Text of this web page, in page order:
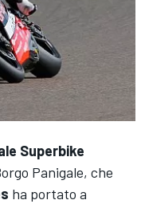
Superbike
Panigale, che
ha portato a